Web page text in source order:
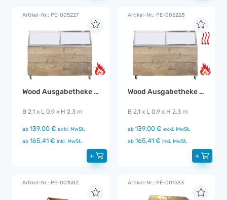
Artikel-Nr.: PE-005227
Wood Ausgabetheke warm
B 2,1 x L 0,9 x H 2,3 m
ab 139,00 € exkl. MwSt.
ab 165,41 € inkl. MwSt.
+
Artikel-Nr.: PE-005228
Wood Ausgabetheke warm + Hot Air
B 2,1 x L 0,9 x H 2,3 m
ab 139,00 € exkl. MwSt.
ab 165,41 € inkl. MwSt.
+
Artikel-Nr.: PE-001582 Artikel-Nr.: PE-001583